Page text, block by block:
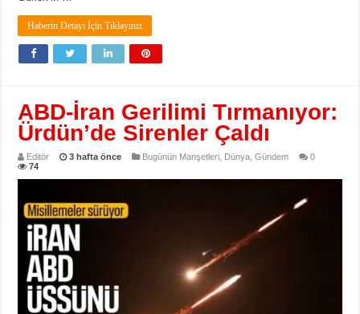
Haberin Detayı İçin Tıklayınız
ABD-İran Gerilimi Tırmanıyor:
Ürdün’de Sirenler Çaldı
Editör 3 hafta önce Bugünün Manşetleri Dünya ,Gündem
0
74